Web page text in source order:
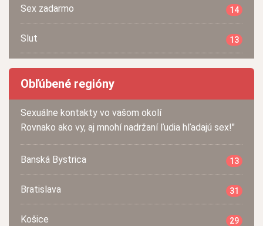
Sex zadarmo 14
Slut 13
Obľúbené regióny
Sexuálne kontakty vo vašom okolí
Rovnako ako vy, aj mnohí nadržaní ľudia hľadajú sex!"
Banská Bystrica 13
Bratislava 31
Košice 29